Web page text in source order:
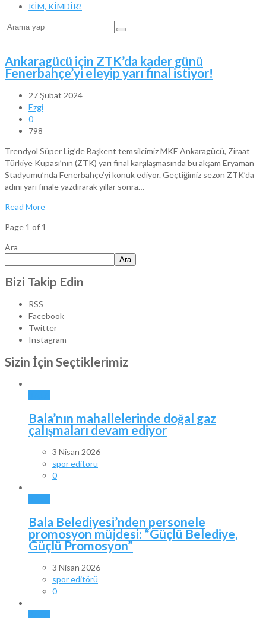
KİM, KİMDİR?
Ankaragücü için ZTK’da kader günü
Fenerbahçe’yi eleyip yarı final istiyor!
27 Şubat 2024
Ezgi
0
798
Trendyol Süper Lig’de Başkent temsilcimiz MKE Ankaragücü, Ziraat
Türkiye Kupası’nın (ZTK) yarı final karşılaşmasında bu akşam Eryaman
Stadyumu’nda Fenerbahçe’yi konuk ediyor. Geçtiğimiz sezon ZTK’da
adını yarı finale yazdırarak yıllar sonra…
Read More
Page 1 of 1
Ara
Ara
Bizi Takip Edin
RSS
Facebook
Twitter
Instagram
Sizin İçin Seçtiklerimiz
Bala’nın mahallelerinde doğal gaz
çalışmaları devam ediyor
3 Nisan 2026
spor editörü
0
Bala Belediyesi’nden personele
promosyon müjdesi: “Güçlü Belediye,
Güçlü Promosyon”
3 Nisan 2026
spor editörü
0